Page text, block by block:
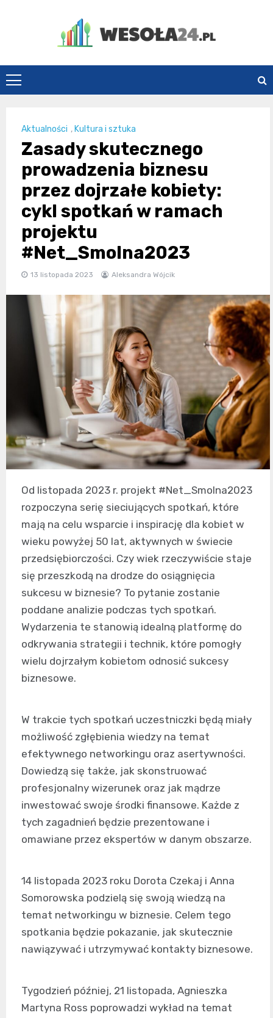
Wesoła24.pl
Aktualności , Kultura i sztuka
Zasady skutecznego
prowadzenia biznesu
przez dojrzałe kobiety:
cykl spotkań w ramach
projektu
#Net_Smolna2023
13 listopada 2023 Aleksandra Wójcik
Od listopada 2023 r. projekt #Net_Smolna2023
rozpoczyna serię sieciujących spotkań, które
mają na celu wsparcie i inspirację dla kobiet w
wieku powyżej 50 lat, aktywnych w świecie
przedsiębiorczości. Czy wiek rzeczywiście staje
się przeszkodą na drodze do osiągnięcia
sukcesu w biznesie? To pytanie zostanie
poddane analizie podczas tych spotkań.
Wydarzenia te stanowią idealną platformę do
odkrywania strategii i technik, które pomogły
wielu dojrzałym kobietom odnosić sukcesy
biznesowe.
W trakcie tych spotkań uczestniczki będą miały
możliwość zgłębienia wiedzy na temat
efektywnego networkingu oraz asertywności.
Dowiedzą się także, jak skonstruować
profesjonalny wizerunek oraz jak mądrze
inwestować swoje środki finansowe. Każde z
tych zagadnień będzie prezentowane i
omawiane przez ekspertów w danym obszarze.
14 listopada 2023 roku Dorota Czekaj i Anna
Somorowska podzielą się swoją wiedzą na
temat networkingu w biznesie. Celem tego
spotkania będzie pokazanie, jak skutecznie
nawiązywać i utrzymywać kontakty biznesowe.
Tygodzień później, 21 listopada, Agnieszka
Martyna Ross poprowadzi wykład na temat